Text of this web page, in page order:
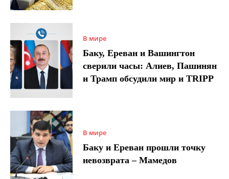
В мире
Баку, Ереван и Вашингтон
сверили часы: Алиев, Пашинян
и Трамп обсудили мир и TRIPP
В мире
Баку и Ереван прошли точку
невозврата – Мамедов